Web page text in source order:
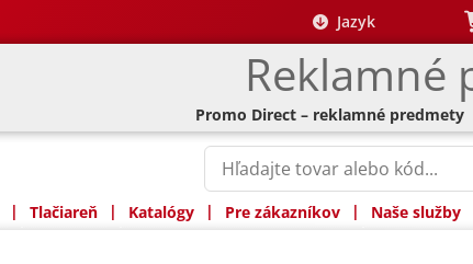
Reklamné
Jazyk
Promo Direct – reklamné predmety
| Tlačiareň | Katalógy | Pre zákazníkov | Naše služby